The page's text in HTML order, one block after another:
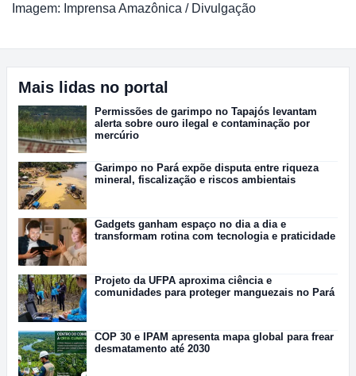
Imagem: Imprensa Amazônica / Divulgação
Mais lidas no portal
Permissões de garimpo no Tapajós levantam
alerta sobre ouro ilegal e contaminação por
mercúrio
Garimpo no Pará expõe disputa entre riqueza
mineral, fiscalização e riscos ambientais
Gadgets ganham espaço no dia a dia e
transformam rotina com tecnologia e praticidade
Projeto da UFPA aproxima ciência e
comunidades para proteger manguezais no Pará
COP 30 e IPAM apresenta mapa global para frear
desmatamento até 2030